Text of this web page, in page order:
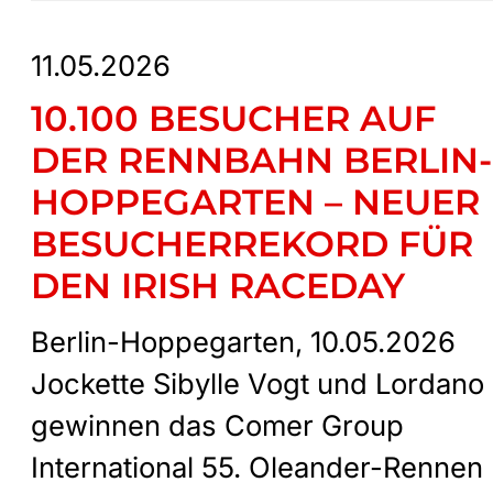
11.05.2026
10.100 BESUCHER AUF
DER RENNBAHN BERLIN-
HOPPEGARTEN – NEUER
BESUCHERREKORD FÜR
DEN IRISH RACEDAY
Berlin-Hoppegarten, 10.05.2026
Jockette Sibylle Vogt und Lordano
gewinnen das Comer Group
International 55. Oleander-Rennen